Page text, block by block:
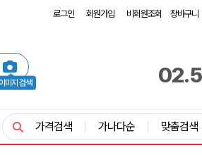
로그인 회원가입 비회원조회 장바구니
미지 검색
가격검색 가나다순 맞춤검색